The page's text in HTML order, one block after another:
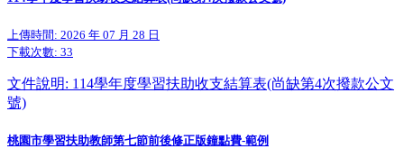
上傳時間: 2026 年 07 月 28 日
下載次數: 33
文件說明: 114學年度學習扶助收支結算表(尚缺第4次撥款公文
號)
桃園市學習扶助教師第七節前後修正版鐘點費-範例